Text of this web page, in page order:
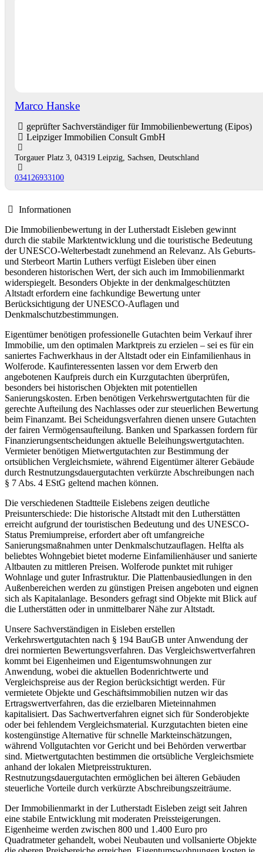
Marco Hanske
geprüfter Sachverständiger für Immobilienbewertung (Eipos)
Leipziger Immobilien Consult GmbH
Torgauer Platz 3, 04319 Leipzig, Sachsen, Deutschland
034126933100
Informationen
Die Immobilienbewertung in der Lutherstadt Eisleben gewinnt
durch die stabile Marktentwicklung und die touristische Bedeutung
der UNESCO-Welterbestadt zunehmend an Relevanz. Als Geburts-
und Sterbeort Martin Luthers verfügt Eisleben über einen
besonderen historischen Wert, der sich auch im Immobilienmarkt
widerspiegelt. Besonders Objekte in der denkmalgeschützten
Altstadt erfordern eine fachkundige Bewertung unter
Berücksichtigung der UNESCO-Auflagen und
Denkmalschutzbestimmungen.
Eigentümer benötigen professionelle Gutachten beim Verkauf ihrer
Immobilie, um den optimalen Marktpreis zu erzielen – sei es für ein
saniertes Fachwerkhaus in der Altstadt oder ein Einfamilienhaus in
Wolferode. Kaufinteressenten lassen vor dem Erwerb den
angebotenen Kaufpreis durch ein Kurzgutachten überprüfen,
besonders bei historischen Objekten mit potentiellen
Sanierungskosten. Erben benötigen Verkehrswertgutachten für die
gerechte Aufteilung des Nachlasses oder zur steuerlichen Bewertung
beim Finanzamt. Bei Scheidungsverfahren dienen unsere Gutachten
der fairen Vermögensaufteilung. Banken und Sparkassen fordern für
Finanzierungsentscheidungen aktuelle Beleihungswertgutachten.
Vermieter benötigen Mietwertgutachten zur Bestimmung der
ortsüblichen Vergleichsmiete, während Eigentümer älterer Gebäude
durch Restnutzungsdauergutachten verkürzte Abschreibungen nach
§ 7 Abs. 4 EStG geltend machen können.
Die verschiedenen Stadtteile Eislebens zeigen deutliche
Preisunterschiede: Die historische Altstadt mit den Lutherstätten
erreicht aufgrund der touristischen Bedeutung und des UNESCO-
Status Premiumpreise, erfordert aber oft umfangreiche
Sanierungsmaßnahmen unter Denkmalschutzauflagen. Helfta als
beliebtes Wohngebiet bietet moderne Einfamilienhäuser und sanierte
Altbauten zu mittleren Preisen. Wolferode punktet mit ruhiger
Wohnlage und guter Infrastruktur. Die Plattenbausiedlungen in den
Außenbereichen werden zu günstigen Preisen angeboten und eignen
sich als Kapitalanlage. Besonders gefragt sind Objekte mit Blick auf
die Lutherstätten oder in unmittelbarer Nähe zur Altstadt.
Unsere Sachverständigen in Eisleben erstellen
Verkehrswertgutachten nach § 194 BauGB unter Anwendung der
drei normierten Bewertungsverfahren. Das Vergleichswertverfahren
kommt bei Eigenheimen und Eigentumswohnungen zur
Anwendung, wobei die aktuellen Bodenrichtwerte und
Vergleichspreise aus der Region berücksichtigt werden. Für
vermietete Objekte und Geschäftsimmobilien nutzen wir das
Ertragswertverfahren, das die erzielbaren Mieteinnahmen
kapitalisiert. Das Sachwertverfahren eignet sich für Sonderobjekte
oder bei fehlendem Vergleichsmaterial. Kurzgutachten bieten eine
kostengünstige Alternative für schnelle Markteinschätzungen,
während Vollgutachten vor Gericht und bei Behörden verwertbar
sind. Mietwertgutachten bestimmen die ortsübliche Vergleichsmiete
anhand der lokalen Mietpreisstrukturen.
Restnutzungsdauergutachten ermöglichen bei älteren Gebäuden
steuerliche Vorteile durch verkürzte Abschreibungszeiträume.
Der Immobilienmarkt in der Lutherstadt Eisleben zeigt seit Jahren
eine stabile Entwicklung mit moderaten Preissteigerungen.
Eigenheime werden zwischen 800 und 1.400 Euro pro
Quadratmeter gehandelt, wobei Neubauten und vollsanierte Objekte